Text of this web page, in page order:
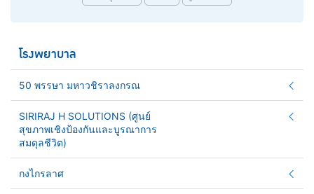
โรงพยาบาล
50 พรรษา มหาวชิราลงกรณ
SIRIRAJ H SOLUTIONS (ศูนย์
สุขภาพเชิงป้องกันและบูรณาการ
สมดุลชีวิต)
กงไกรลาศ